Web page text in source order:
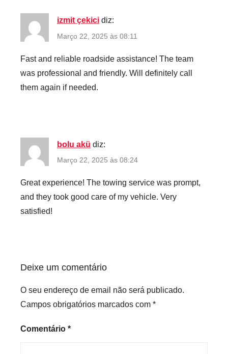
izmit çekici diz:
Março 22, 2025 às 08:11
Fast and reliable roadside assistance! The team
was professional and friendly. Will definitely call
them again if needed.
bolu akü diz:
Março 22, 2025 às 08:24
Great experience! The towing service was prompt,
and they took good care of my vehicle. Very
satisfied!
Deixe um comentário
O seu endereço de email não será publicado.
Campos obrigatórios marcados com *
Comentário *